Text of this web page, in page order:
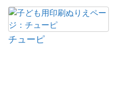
チューピ